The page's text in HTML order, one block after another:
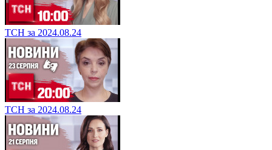
ТСН за 2024.08.24
ТСН за 2024.08.24